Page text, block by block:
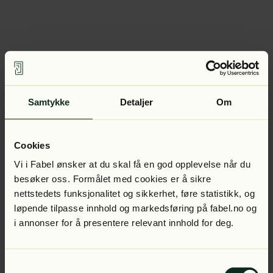
Samtykke Detaljer Om
Cookies
Vi i Fabel ønsker at du skal få en god opplevelse når du
besøker oss. Formålet med cookies er å sikre
nettstedets funksjonalitet og sikkerhet, føre statistikk, og
løpende tilpasse innhold og markedsføring på fabel.no og
i annonser for å presentere relevant innhold for deg.